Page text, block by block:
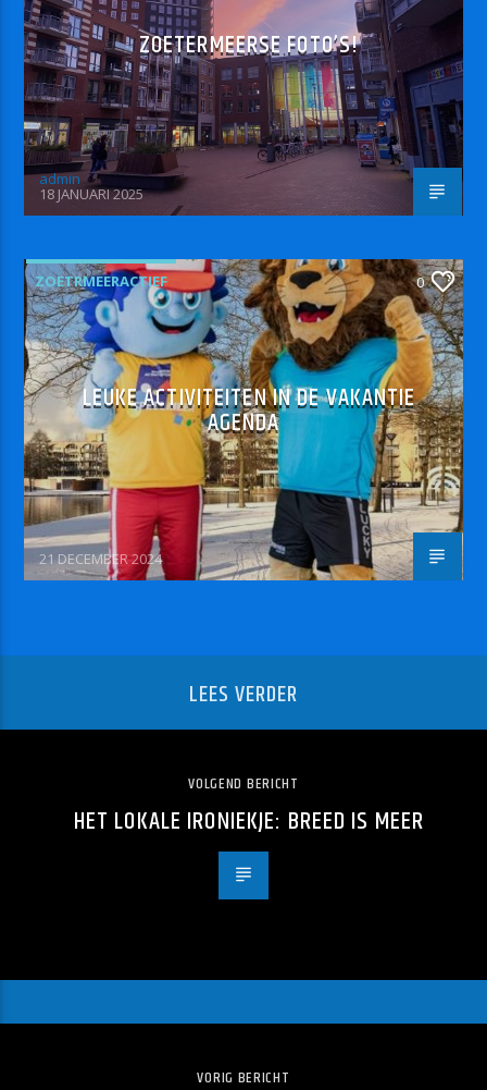
ZOETERMEERSE FOTO’S!
admin
18 JANUARI 2025
ZOETRMEERACTIEF 0
LEUKE ACTIVITEITEN IN DE VAKANTIE
AGENDA
21 DECEMBER 2024
LEES VERDER
VOLGEND BERICHT
HET LOKALE IRONIEKJE: BREED IS MEER
VORIG BERICHT